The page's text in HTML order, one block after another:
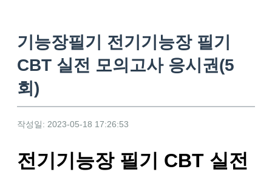
기능장필기 전기기능장 필기
CBT 실전 모의고사 응시권(5
회)
작성일: 2023-05-18 17:26:53
전기기능장 필기 CBT 실전